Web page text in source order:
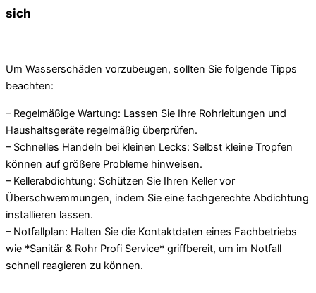
sich
Um Wasserschäden vorzubeugen, sollten Sie folgende Tipps
beachten:
– Regelmäßige Wartung: Lassen Sie Ihre Rohrleitungen und
Haushaltsgeräte regelmäßig überprüfen.
– Schnelles Handeln bei kleinen Lecks: Selbst kleine Tropfen
können auf größere Probleme hinweisen.
– Kellerabdichtung: Schützen Sie Ihren Keller vor
Überschwemmungen, indem Sie eine fachgerechte Abdichtung
installieren lassen.
– Notfallplan: Halten Sie die Kontaktdaten eines Fachbetriebs
wie *Sanitär & Rohr Profi Service* griffbereit, um im Notfall
schnell reagieren zu können.